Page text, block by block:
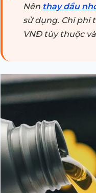
Nên thay dầu
sử dụng. Chi phí
VNĐ tùy thuộc